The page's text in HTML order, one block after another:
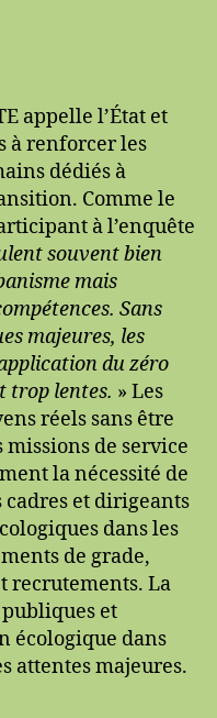
appelle l’État et
à renforcer les
dédiés à
Comme le
à l’enquête
souvent bien
mais
Sans
majeures, les
du zéro
trop lentes. » Les
réels sans être
missions de service
la nécessité de
et dirigeants
dans les
de grade,
recrutements. La
et
écologique dans
attentes majeures.